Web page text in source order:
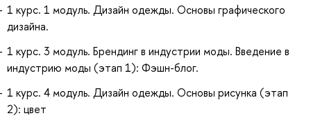
1 курс. 1 модуль. Дизайн одежды. Основы графического
дизайна.
1 курс. 3 модуль. Брендинг в индустрии моды. Введение в
индустрию моды (этап 1): Фэшн-блог.
1 курс. 4 модуль. Дизайн одежды. Основы рисунка (этап
2): цвет